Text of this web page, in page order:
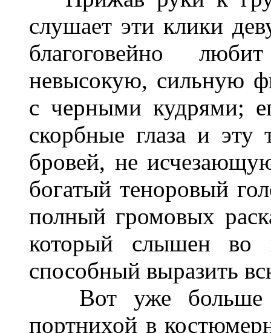
слушает эти клики
благоговейно
невысокую, сильную
с черными кудрями;
скорбные глаза и
бровей, не
богатый теноровый
полный громовых
который слышен во
способный выразить
Вот уже больше
портнихой в